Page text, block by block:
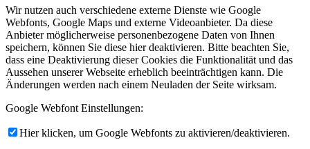
Wir nutzen auch verschiedene externe Dienste wie Google
Webfonts, Google Maps und externe Videoanbieter. Da diese
Anbieter möglicherweise personenbezogene Daten von Ihnen
speichern, können Sie diese hier deaktivieren. Bitte beachten Sie,
dass eine Deaktivierung dieser Cookies die Funktionalität und das
Aussehen unserer Webseite erheblich beeinträchtigen kann. Die
Änderungen werden nach einem Neuladen der Seite wirksam.
Google Webfont Einstellungen:
Hier klicken, um Google Webfonts zu aktivieren/deaktivieren.